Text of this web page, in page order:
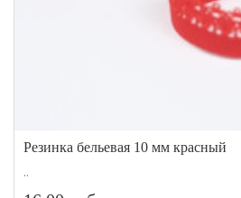
Резинка бельевая 10 мм красный
..